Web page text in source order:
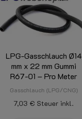
LPG-Gasschlauch Ø14
mm x 22 mm Gummi
R67-01 – Pro Meter
Gasschlauch (LPG/CNG)
7,03 € Steuer inkl.